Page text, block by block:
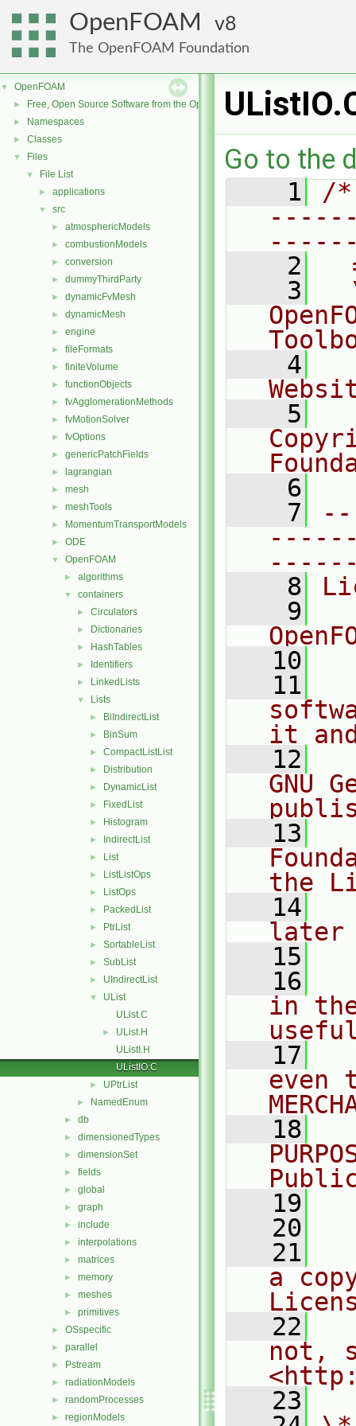
OpenFOAM 8
The OpenFOAM Foundation
▼ OpenFOAM
► Free, Open Source Software from the OpenFOAM Foundation
► Namespaces
► Classes
▼ Files
▼ File List
► applications
▼ src
► atmosphericModels
► combustionModels
► conversion
► dummyThirdParty
► dynamicFvMesh
► dynamicMesh
► engine
► fileFormats
► finiteVolume
► functionObjects
► fvAgglomerationMethods
► fvMotionSolver
► fvOptions
► genericPatchFields
► lagrangian
► mesh
► meshTools
► MomentumTransportModels
► ODE
▼ OpenFOAM
► algorithms
▼ containers
► Circulators
► Dictionaries
► HashTables
► Identifiers
► LinkedLists
▼ Lists
► BiIndirectList
► BinSum
► CompactListList
► Distribution
► DynamicList
► FixedList
► Histogram
► IndirectList
► List
► ListListOps
► ListOps
► PackedList
► PtrList
► SortableList
► SubList
► UIndirectList
▼
UList
UList.C
►
UList.H
UListI.H
UListIO.C
► UPtrList
► NamedEnum
► db
► dimensionedTypes
► dimensionSet
► fields
► global
► graph
► include
► interpolations
► matrices
► memory
► meshes
► primitives
► OSspecific
► parallel
► Pstream
► radiationModels
► randomProcesses
► regionModels
Go to the
    1
/
    2
    3
    4
    5
    6
    7
    8
    9
   10
   11
it
   12
GNU
   13
the
   14
later
   15
   16
in
   17
even
   18
   19
   20
   21
a
   22
not,
   23